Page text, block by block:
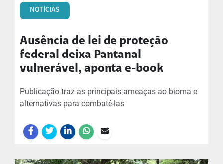
NOTÍCIAS
Ausência de lei de proteção
federal deixa Pantanal
vulnerável, aponta e-book
Publicação traz as principais ameaças ao bioma e
alternativas para combatê-las